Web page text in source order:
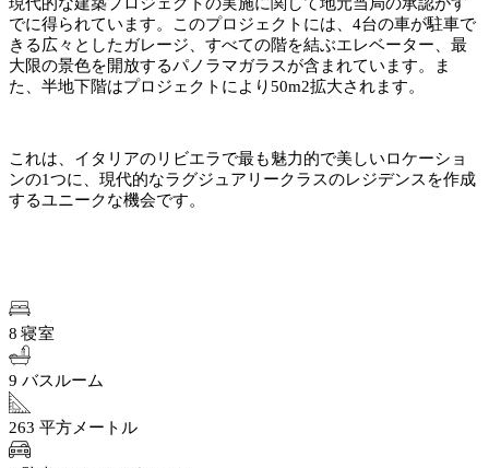
でに得られています。このプロジェクトには、4台の車が駐車で
きる広々としたガレージ、すべての階を結ぶエレベーター、最
大限の景色を開放するパノラマガラスが含まれています。ま
た、半地下階はプロジェクトにより50m2拡大されます。
これは、イタリアのリビエラで最も魅力的で美しいロケーショ
ンの1つに、現代的なラグジュアリークラスのレジデンスを作成
するユニークな機会です。
8 寝室
9 バスルーム
263 平方メートル